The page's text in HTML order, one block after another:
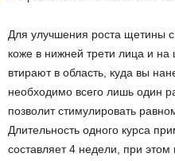
Для улучшения роста щетины
коже в нижней трети лица и
втирают в область, куда вы
необходимо всего лишь один
позволит стимулировать
Длительность одного курса
составляет 4 недели, при